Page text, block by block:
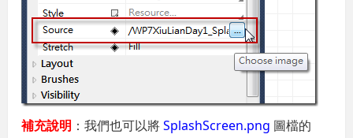
補充說明 ：我們也可以將SplashScreen.png 圖檔的